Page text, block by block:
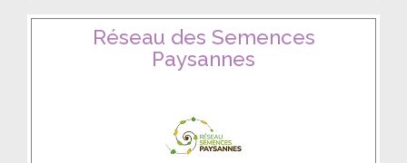
Réseau des Semences
Paysannes